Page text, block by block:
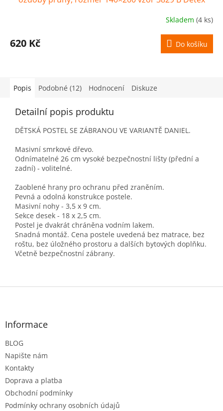
Skladem (4 ks)
620 Kč Do košíku
Popis Podobné (12) Hodnocení Diskuze
Detailní popis produktu
DĚTSKÁ POSTEL SE ZÁBRANOU VE VARIANTĚ DANIEL.
Masivní smrkové dřevo.
Odnímatelné 26 cm vysoké bezpečnostní lišty (přední a
zadní) - volitelné.
Zaoblené hrany pro ochranu před zraněním.
Pevná a odolná konstrukce postele.
Masivní nohy - 3,5 x 9 cm.
Sekce desek - 18 x 2,5 cm.
Postel je dvakrát chráněna vodním lakem.
Snadná montáž. Cena postele uvedená bez matrace, bez
roštu, bez úložného prostoru a dalších bytových doplňku.
Včetně bezpečnostní zábrany.
Z
Informace
BLOG
Napište nám
Kontakty
Doprava a platba
Obchodní podmínky
Podmínky ochrany osobních údajů